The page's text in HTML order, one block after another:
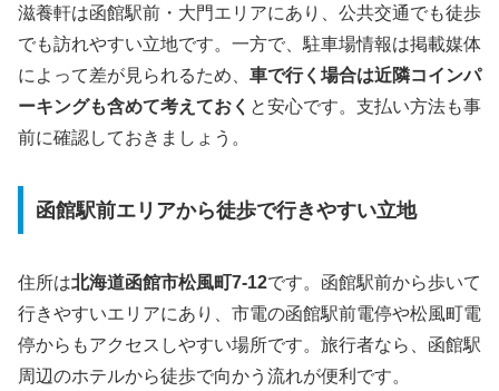
滋養軒は函館駅前・大門エリアにあり、公共交通でも徒歩
でも訪れやすい立地です。一方で、駐車場情報は掲載媒体
によって差が見られるため、 車で行く場合は近隣コインパ
ーキングも含めて考えておく と安心です。支払い方法も事
前に確認しておきましょう。
函館駅前エリアから徒歩で行きやすい立地
住所は北海道函館市松風町7-12です。函館駅前から歩いて
行きやすいエリアにあり、市電の函館駅前電停や松風町電
停からもアクセスしやすい場所です。旅行者なら、函館駅
周辺のホテルから徒歩で向かう流れが便利です。